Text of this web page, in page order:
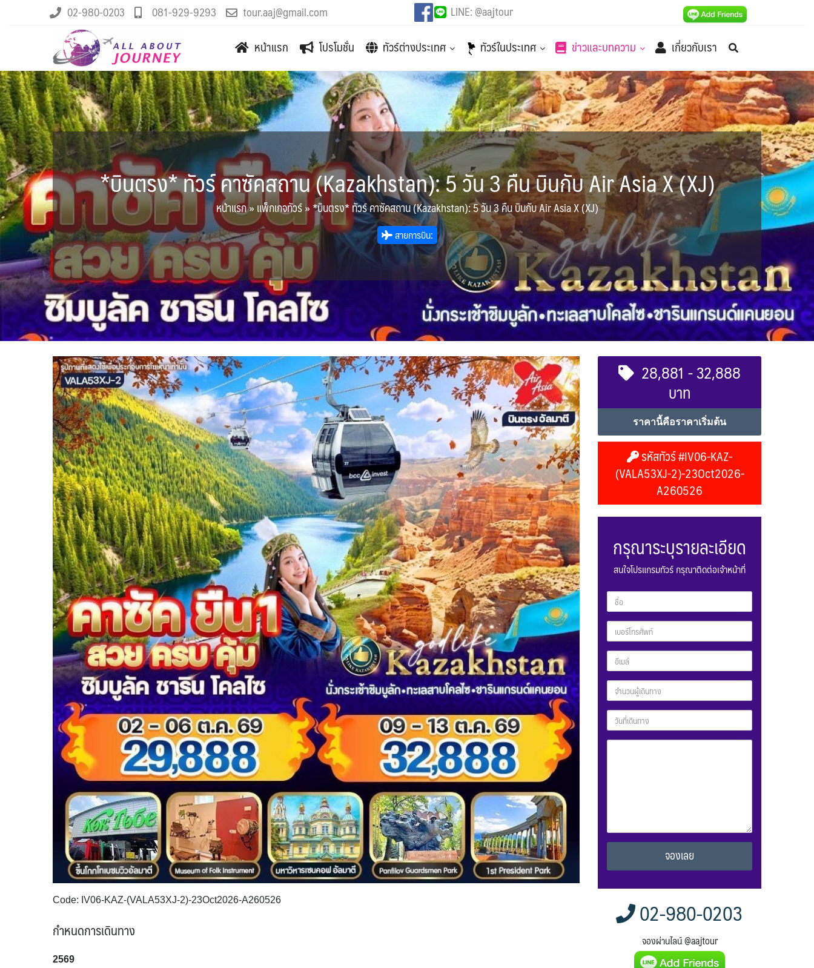
02-980-0203 081-929-9293 tour.aaj@gmail.com LINE: @aajtour
หน้าแรก โปรโมชั่น ทัวร์ต่างประเทศ ทัวร์ในประเทศ ข่าวและบทความ เกี่ยวกับเรา
*บินตรง* ทัวร์ คาซัคสถาน (Kazakhstan): 5 วัน 3 คืน บินกับ Air Asia X (XJ)
หน้าแรก»แพ็กเกจทัวร์»*บินตรง* ทัวร์ คาซัคสถาน (Kazakhstan): 5 วัน 3 คืน บินกับ Air Asia X (XJ)
สายการบิน:
Code: IV06-KAZ-(VALA53XJ-2)-23Oct2026-A260526
กำหนดการเดินทาง
2569
28,881 - 32,888
บาท
ราคานี้คือราคาเริ่มต้น
รหัสทัวร์ #IV06-KAZ-
(VALA53XJ-2)-23Oct2026-
A260526
กรุณาระบุรายละเอียด
สนใจโปรแกรมทัวร์ กรุณาติดต่อเจ้าหน้าที่
Alternative:
02-980-0203
จองผ่านไลน์ @aajtour